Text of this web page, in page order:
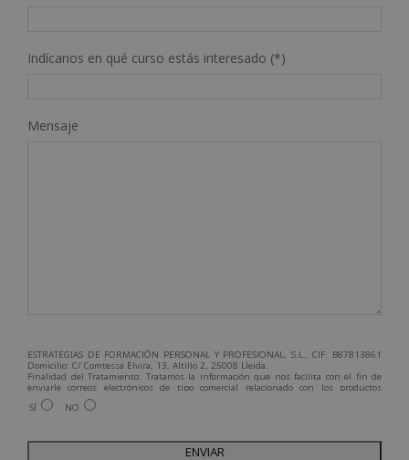
Indícanos en qué curso estás interesado (*)
Mensaje
ESTRATEGIAS DE FORMACIÓN PERSONAL Y PROFESIONAL, S.L., CIF: B87813861
Domicilio: C/ Comtessa Elvira, 13, Altillo 2, 25008 Lleida.
Finalidad del Tratamiento: Tratamos la información que nos facilita con el fin de
enviarle correos electrónicos de tipo comercial relacionado con los productos
ofrecidos y otros tipo de productos que fueran de su interés.
Legitimación del tratamiento: Consentimiento del interesado.
Para más información consulte nuestra Política de Privacidad.
Desea recibir información comercial (vía telefónica y/o email):
SÍ NO